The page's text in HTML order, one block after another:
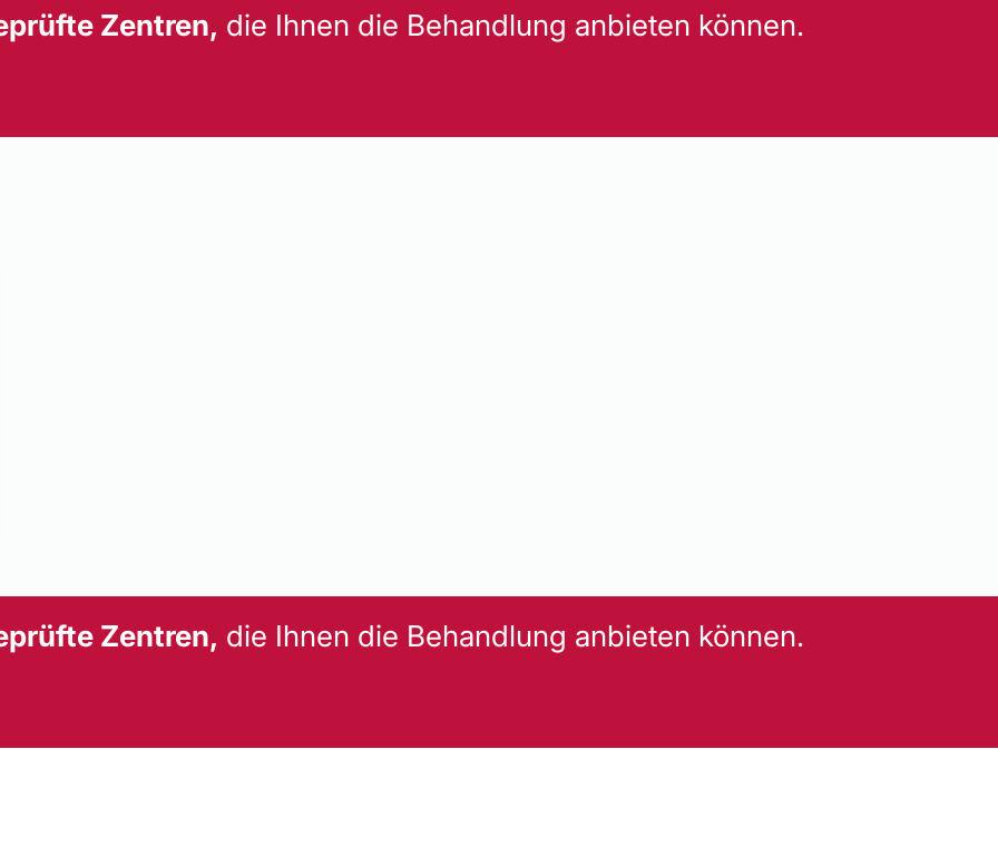
Zentren, die Ihnen die Behandlung anbieten können.
Zentren, die Ihnen die Behandlung anbieten können.